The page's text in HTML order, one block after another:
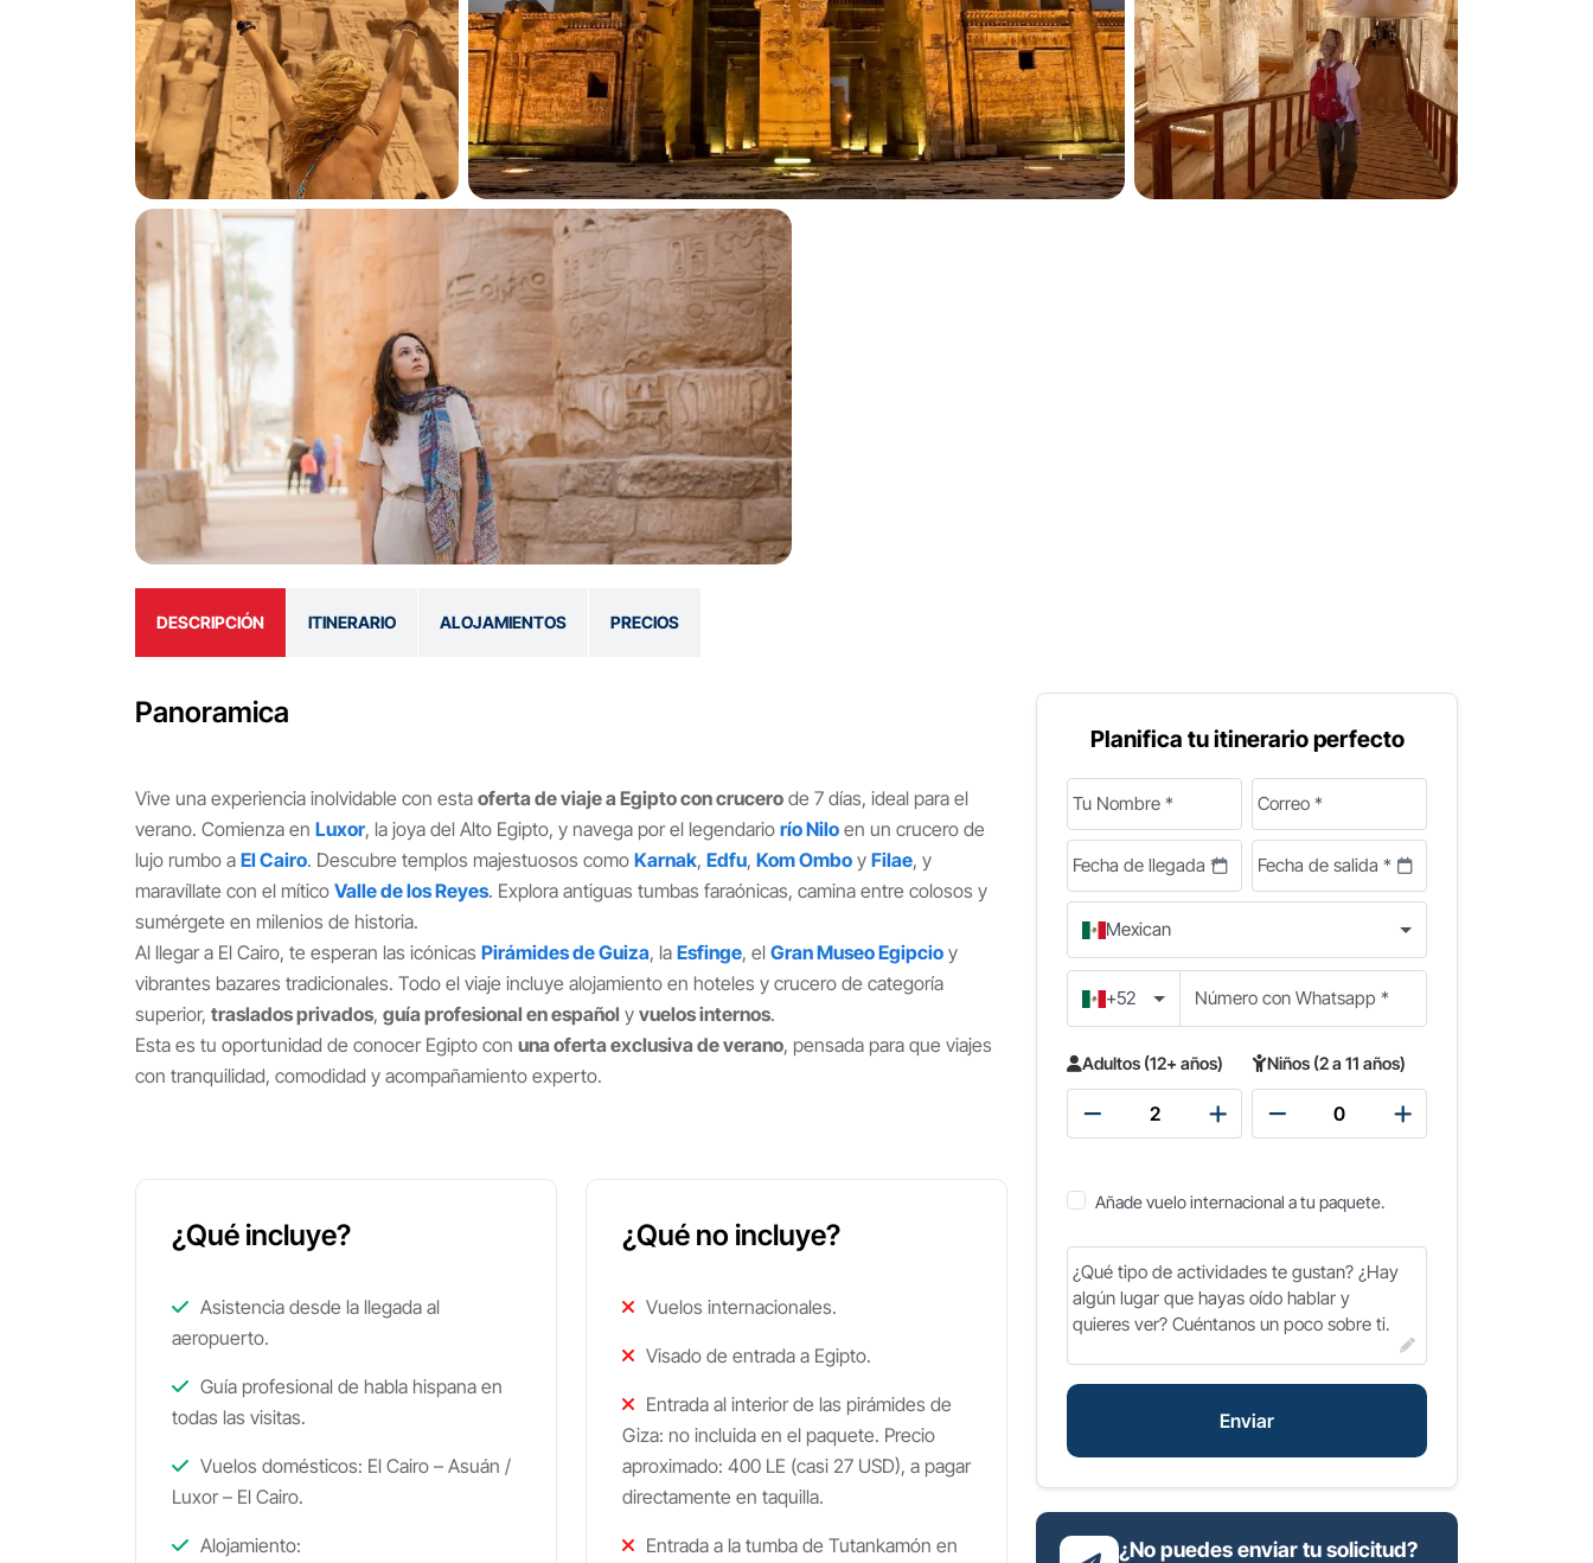
DESCRIPCIÓN ITINERARIO ALOJAMIENTOS PRECIOS
Panoramica
Vive una experiencia inolvidable con esta oferta de viaje a Egipto con crucero de 7 días, ideal para el
verano. Comienza en Luxor, la joya del Alto Egipto, y navega por el legendario río Nilo en un crucero de
lujo rumbo a El Cairo. Descubre templos majestuosos como Karnak, Edfu, Kom Ombo y Filae, y
maravíllate con el mítico Valle de los Reyes. Explora antiguas tumbas faraónicas, camina entre colosos y
sumérgete en milenios de historia.
Al llegar a El Cairo, te esperan las icónicas Pirámides de Guiza, la Esfinge, el Gran Museo Egipcio y
vibrantes bazares tradicionales. Todo el viaje incluye alojamiento en hoteles y crucero de categoría
superior, traslados privados, guía profesional en español y vuelos internos.
Esta es tu oportunidad de conocer Egipto con una oferta exclusiva de verano, pensada para que viajes
con tranquilidad, comodidad y acompañamiento experto.
¿Qué incluye?
Asistencia desde la llegada al
aeropuerto.
Guía profesional de habla hispana en
todas las visitas.
Vuelos domésticos: El Cairo – Asuán /
Luxor – El Cairo.
Alojamiento:
¿Qué no incluye?
Vuelos internacionales.
Visado de entrada a Egipto.
Entrada al interior de las pirámides de
Giza: no incluida en el paquete. Precio
aproximado: 400 LE (casi 27 USD), a pagar
directamente en taquilla.
Entrada a la tumba de Tutankamón en
Planifica tu itinerario perfecto
Mexican
+52
Adultos (12+ años) Niños (2 a 11 años)
Añade vuelo internacional a tu paquete.
Enviar
¿No puedes enviar tu solicitud?